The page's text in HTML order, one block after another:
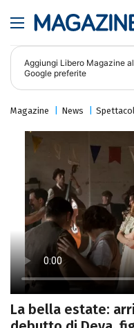
Aggiungi Libero Magazine
Google preferite
Magazine News
La bella estate: